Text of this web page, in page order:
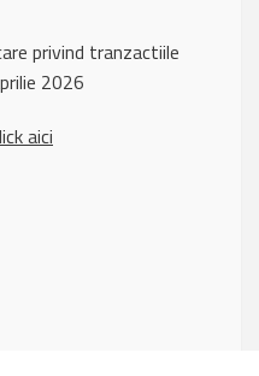
privind tranzactiile
2026
aici